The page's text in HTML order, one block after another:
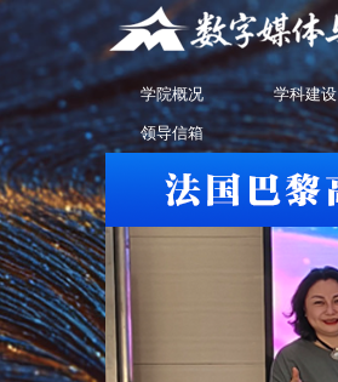
学院概况 学科建设
领导信箱